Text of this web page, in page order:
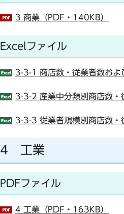
3 商業（PDF・140KB）
Excelファイル
3-3-1 商店数・従業者数およ
3-3-2 産業中分類別商店数・
3-3-3 従業者規模別商店数・
4 工業
PDFファイル
4 工業（PDF・163KB）